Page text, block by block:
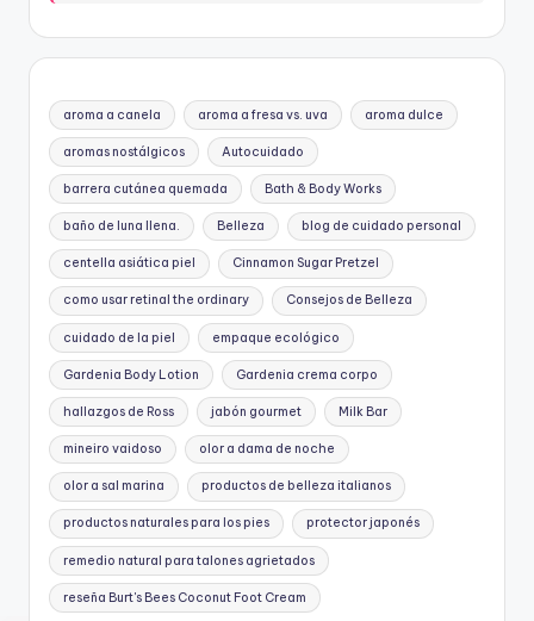
aroma a canela aroma a fresa vs. uva aroma dulce
aromas nostálgicos Autocuidado
barrera cutánea quemada Bath & Body Works
baño de luna llena. Belleza blog de cuidado personal
centella asiática piel Cinnamon Sugar Pretzel
como usar retinal the ordinary Consejos de Belleza
cuidado de la piel empaque ecológico
Gardenia Body Lotion Gardenia crema corpo
hallazgos de Ross jabón gourmet Milk Bar
mineiro vaidoso olor a dama de noche
olor a sal marina productos de belleza italianos
productos naturales para los pies protector japonés
remedio natural para talones agrietados
reseña Burt's Bees Coconut Foot Cream